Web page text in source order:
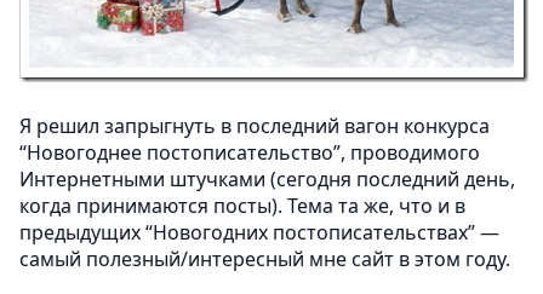
Я решил запрыгнуть в последний вагон конкурса
“Новогоднее постописательство”, проводимого
Интернетными штучками (сегодня последний день,
когда принимаются посты). Тема та же, что и в
предыдущих “Новогодних постописательствах” —
самый полезный/интересный мне сайт в этом году.